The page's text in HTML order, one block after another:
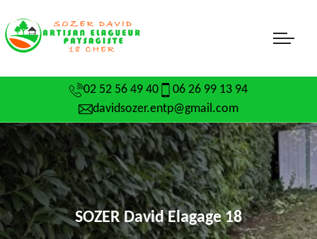
02 52 56 49 40
06 26 99 13 94
davidsozer.entp@gmail.com
SOZER David Elagage 18